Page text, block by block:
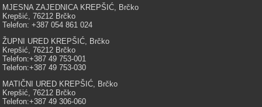
MJESNA ZAJEDNICA KREPŠIĆ, Brčko
Krepšić, 76212 Brčko
Telefon: +387 054 861 024
ŽUPNI URED KREPŠIĆ, Brčko
Krepšić, 76212 Brčko
Telefon:+387 49 753-001
Telefon:+387 49 753-030
MATIČNI URED KREPŠIĆ, Brčko
Krepšić, 76212 Brčko
Telefon:+387 49 306-060